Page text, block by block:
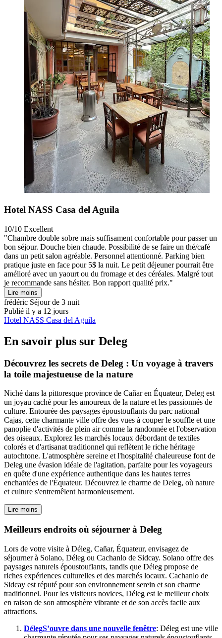
Hotel NASS Casa del Aguila
10/10 Excellent
"Chambre double sobre mais suffisament confortable pour passer un
bon séjour. Douche bien chaude. Possibilité de se faire un thé/café
dans un petit salon agréable. Personnel attentionné. Parking bien
pratique juste en face pour 5$ la nuit. Le petit déjeuner pourrait être
amélioré avec un yaourt ou du fromage et des céréales. Malgré tout
je recommande sans hésiter. Bon rapport qualité prix."
Lire moins
frédéric Séjour de 3 nuit
Publié il y a 12 jours
Hotel NASS Casa del Aguila
En savoir plus sur Deleg
Découvrez les secrets de Deleg : Un voyage à travers
la toile majestueuse de la nature
Niché dans la pittoresque province de Cañar en Équateur, Deleg est
un joyau caché pour les amoureux de la nature et les passionnés de
culture. Entourée des paysages époustouflants du parc national
Cajas, cette charmante ville offre des vues à couper le souffle et une
panoplie d'activités de plein air comme la randonnée et l'observation
des oiseaux. Explorez les marchés locaux débordant de textiles
colorés et d'artisanat traditionnel qui reflètent le riche héritage
autochtone. L'atmosphère sereine et l'hospitalité chaleureuse font de
Deleg une évasion idéale de l'agitation, parfaite pour les voyageurs
en quête d'une expérience authentique dans les hautes terres
enchantées de l'Équateur. Découvrez le charme de Deleg, où nature
et culture s'entremêlent harmonieusement.
Lire moins
Meilleurs endroits où séjourner à Deleg
Lors de votre visite à Déleg, Cañar, Équateur, envisagez de
séjourner à Solano, Déleg ou Cachanlo de Sidcay. Solano offre des
paysages naturels époustouflants, tandis que Déleg propose de
riches expériences culturelles et des marchés locaux. Cachanlo de
Sidcay est réputé pour son environnement serein et son charme
traditionnel. Pour les visiteurs novices, Déleg est le meilleur choix
en raison de son atmosphère vibrante et de son accès facile aux
attractions.
DélegS’ouvre dans une nouvelle fenêtre: Déleg est une ville